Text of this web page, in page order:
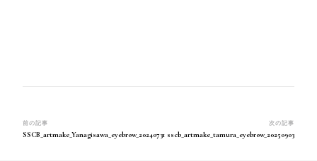
投
稿
前の記事
SSCB_artmake_Yanagisawa_eyebrow_20240731
次の記事
sscb_artmake_tamura_eyebrow_20250903